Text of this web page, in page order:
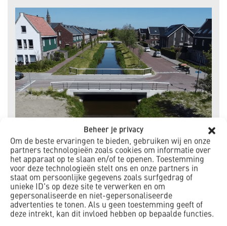
Beheer je privacy
Om de beste ervaringen te bieden, gebruiken wij en onze
partners technologieën zoals cookies om informatie over
het apparaat op te slaan en/of te openen. Toestemming
voor deze technologieën stelt ons en onze partners in
staat om persoonlijke gegevens zoals surfgedrag of
unieke ID's op deze site te verwerken en om
gepersonaliseerde en niet-gepersonaliseerde
advertenties te tonen. Als u geen toestemming geeft of
deze intrekt, kan dit invloed hebben op bepaalde functies.
Middenbeemster
In Middenbeemster is een nieuwe duurzame
woonwijk in aanbouw met circa 590
nieuwbouwwoningen in nieuwbouwwijk de Keyser.
De opzet van het plan is typisch ‘des Beemsters’,
met polder- en waterwegen die de hoofdverdeling